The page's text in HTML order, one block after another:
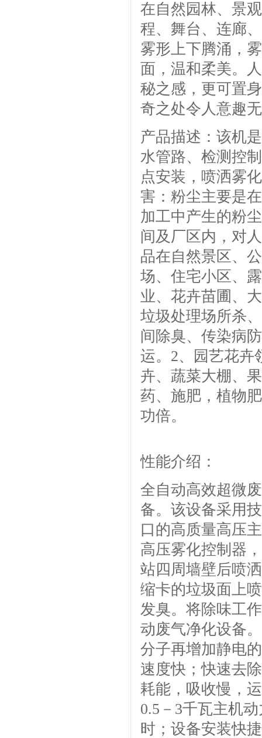
在自然园林、景
程、舞台、连廊
雾形上下腾涌，
面，温和柔美。
秘之感，更可置
奇之处令人意趣
产品描述：该机
水管路、检测控
点安装，喷洒雾
害：粉尘主要是
加工中产生的粉
间及厂区内，对
品在自然景区、
场、住宅小区、
业、花卉苗圃、
垃圾处理场所杀
间除臭、传染病
运。2、园艺花卉
卉、蔬菜大棚、
药、施肥，植物
功倍。
性能介绍：
全自动高效超微
备。该设备采用
口的高质量高压
高压雾化控制器
站四周墙壁后喷
缩卡的垃圾面上
发臭。将除味工
动废气净化设备
分子再增加静电
速度快；快速去
耗能，吸收慢，
0.5－3千瓦主机
时；设备安装快